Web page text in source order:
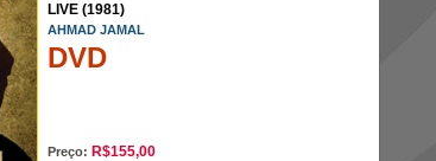
LIVE (1981)
AHMAD JAMAL
DVD
Preço: R$155,00